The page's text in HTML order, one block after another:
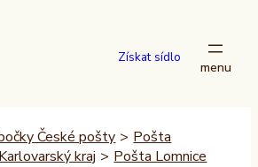
Získat sídlo
České pošty > Pošta
kraj > Pošta Lomnice